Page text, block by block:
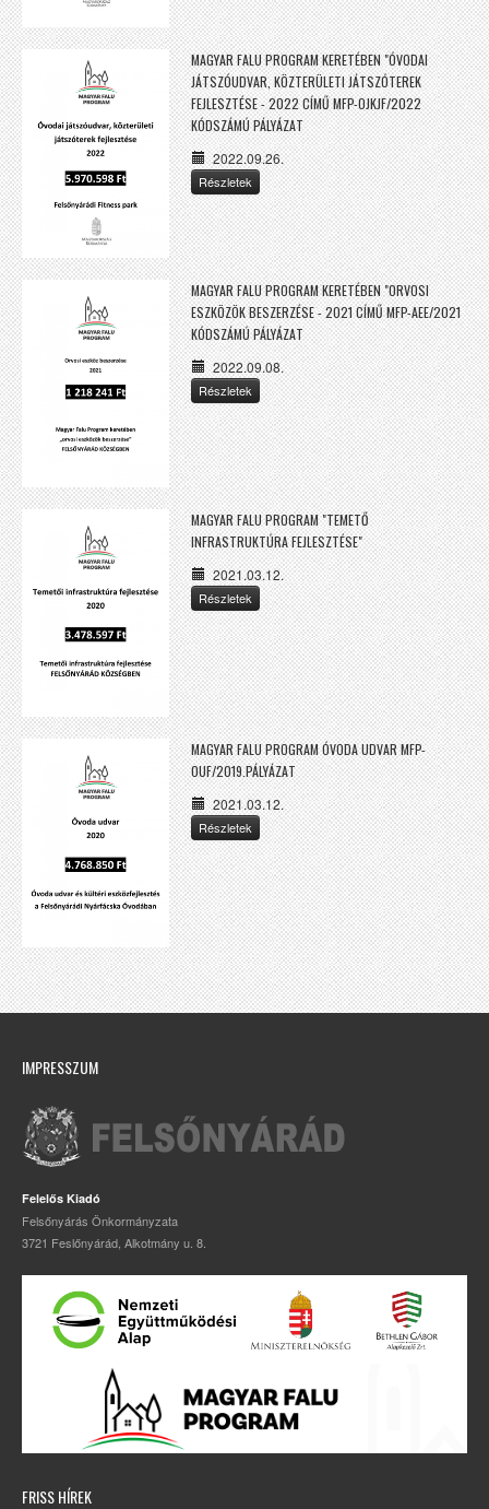
MAGYAR FALU PROGRAM KERETÉBEN "ÓVODAI
JÁTSZÓUDVAR, KÖZTERÜLETI JÁTSZÓTEREK
FEJLESZTÉSE - 2022 CÍMŰ MFP-OJKJF/2022
KÓDSZÁMÚ PÁLYÁZAT
2022.09.26.
Részletek
MAGYAR FALU PROGRAM KERETÉBEN "ORVOSI
ESZKÖZÖK BESZERZÉSE - 2021 CÍMŰ MFP-AEE/2021
KÓDSZÁMÚ PÁLYÁZAT
2022.09.08.
Részletek
MAGYAR FALU PROGRAM "TEMETŐ
INFRASTRUKTÚRA FEJLESZTÉSE"
2021.03.12.
Részletek
MAGYAR FALU PROGRAM ÓVODA UDVAR MFP-
OUF/2019.PÁLYÁZAT
2021.03.12.
Részletek
IMPRESSZUM
Felelős Kiadó
Felsőnyárás Önkormányzata
3721 Feslőnyárád, Alkotmány u. 8.
FRISS HÍREK